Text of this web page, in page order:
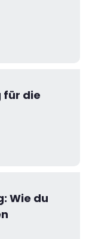
für die
Wie du